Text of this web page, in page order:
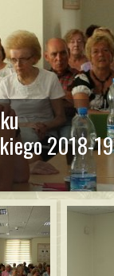
2018-19